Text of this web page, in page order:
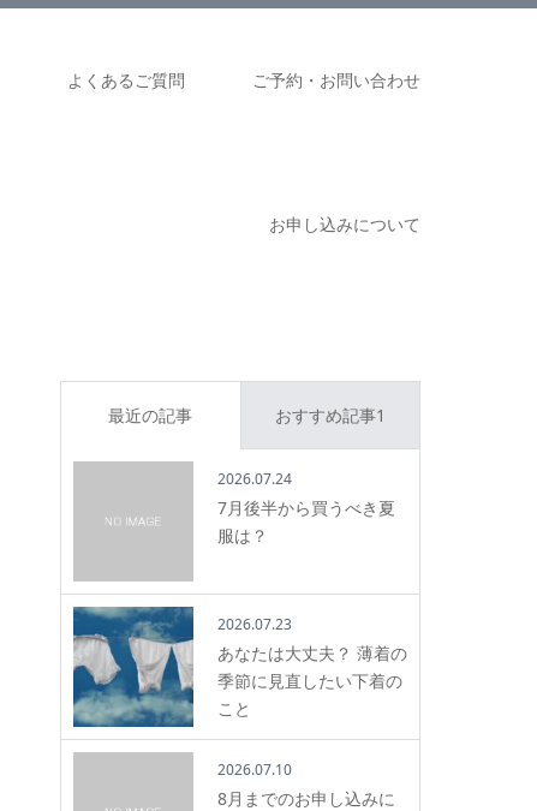
よくあるご質問 ご予約・お問い合わせ
お申し込みについて
最近の記事 おすすめ記事1
2026.07.24
7月後半から買うべき夏
服は？
2026.07.23
あなたは大丈夫？ 薄着の
季節に見直したい下着の
こと
2026.07.10
8月までのお申し込みに